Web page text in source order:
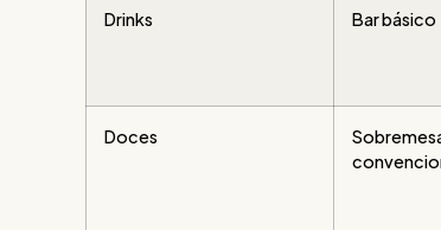
Drinks Bar básico
Doces